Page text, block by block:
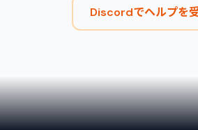
Discordでヘルプを